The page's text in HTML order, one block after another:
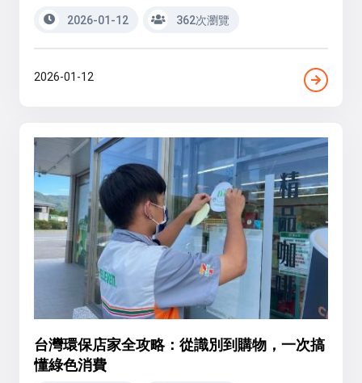
2026-01-12 362次瀏覽
2026-01-12
台灣環保店家全攻略：從識別到購物，一次搞
懂綠色消費